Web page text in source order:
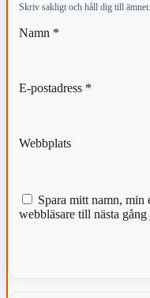
Skriv sakligt och håll dig till ämnet.
Namn *
E-postadress *
Webbplats
Spara mitt namn, min
webbläsare till nästa